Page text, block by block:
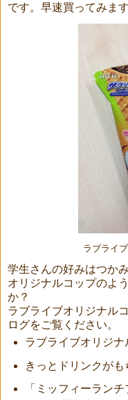
です。早速買ってみます
ラブライ
学生さんの好みはつか
オリジナルコップのよ
か？
ラブライブオリジナル
ログをご覧ください。
ラブライブオリジナ
きっとドリンクがも
「ミッフィーラン